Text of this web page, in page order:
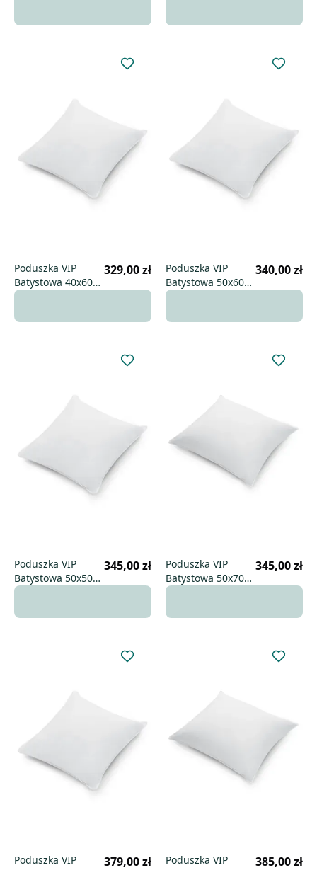
Poduszka VIP
Batystowa 40x60
wysoka
329,00 zł
Poduszka VIP
Batystowa 50x60
uniwersalna
340,00 zł
Poduszka VIP
Batystowa 50x50
wysoka
345,00 zł
Poduszka VIP
Batystowa 50x70
niska
345,00 zł
Poduszka VIP
379,00 zł
Poduszka VIP
385,00 zł